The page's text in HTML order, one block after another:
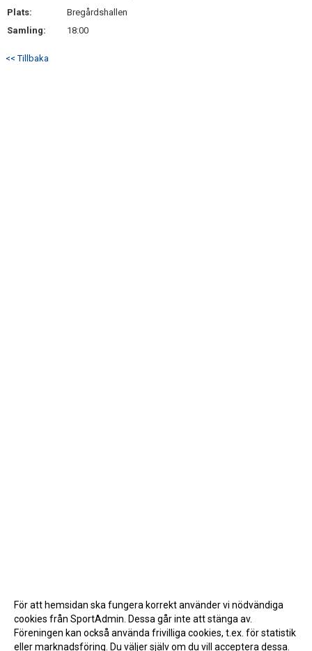
Plats:
Bregårdshallen
Samling:
18:00
<< Tillbaka
För att hemsidan ska fungera korrekt använder vi nödvändiga
cookies från SportAdmin. Dessa går inte att stänga av.
Föreningen kan också använda frivilliga cookies, t.ex. för statistik
eller marknadsföring. Du väljer själv om du vill acceptera dessa.